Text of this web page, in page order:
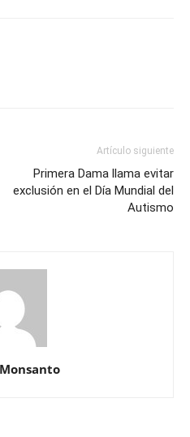
Artículo siguiente
Primera Dama llama evitar
exclusión en el Día Mundial del
Autismo